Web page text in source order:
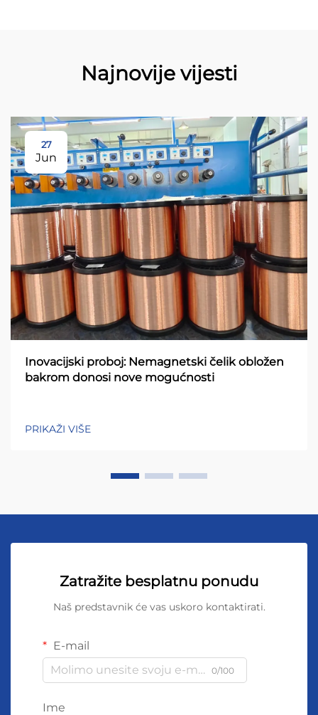
Najnovije vijesti
27
Jun
Inovacijski proboj: Nemagnetski čelik obložen
bakrom donosi nove mogućnosti
PRIKAŽI VIŠE
Zatražite besplatnu ponudu
Naš predstavnik će vas uskoro kontaktirati.
E-mail
0/100
Ime